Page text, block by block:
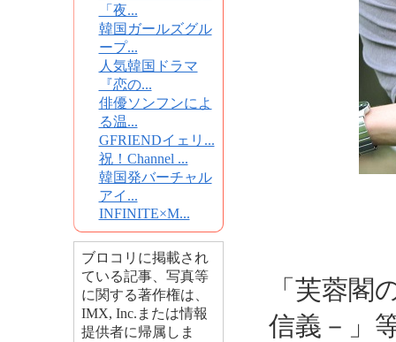
「夜...
韓国ガールズグル
ープ...
人気韓国ドラマ
『恋の...
俳優ソンフンによ
る温...
GFRIENDイェリ...
祝！Channel ...
韓国発バーチャル
アイ...
INFINITE×M...
ブロコリに掲載され
ている記事、写真等
に関する著作権は、
IMX, Inc.または情報
提供者に帰属しま
「芙蓉閣
信義－」